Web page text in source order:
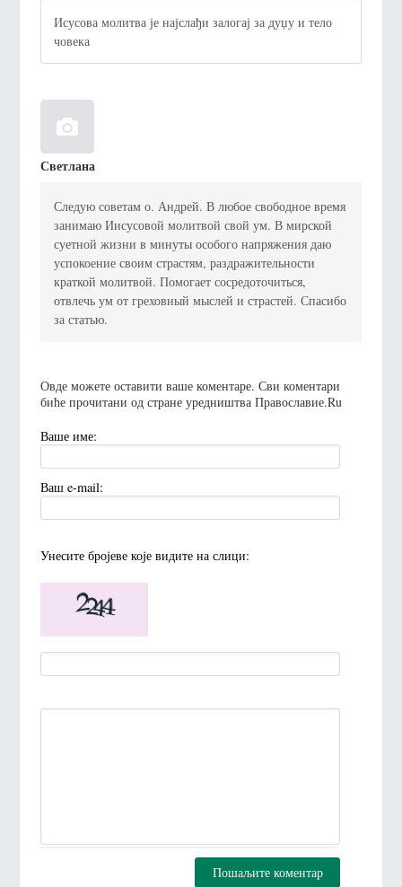
Исусова молитва је најслађи залогај за дуџу и тело
човека
Светлана
Следую советам о. Андрей. В любое свободное время
занимаю Иисусовой молитвой свой ум. В мирской
суетной жизни в минуты особого напряжения даю
успокоение своим страстям, раздражительности
краткой молитвой. Помогает сосредоточиться,
отвлечь ум от греховный мыслей и страстей. Спасибо
за статью.
Овде можете оставити ваше коментаре. Сви коментари
биће прочитани од стране уредништва Православие.Ru
Ваше име:
Ваш e-mail:
Унесите броjеве коjе видите на слици:
Пошаљите коментар